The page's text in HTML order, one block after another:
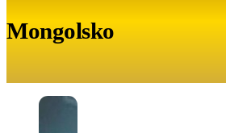
Mongolsko